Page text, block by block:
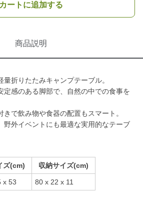
カートに追加する
商品説明
折りたたみキャンプテーブル。
定感のある脚部で、自然の中での食事を
で飲み物や食器の配置もスマート。
野外イベントにも最適な実用的なテーブ
ズ(cm) 収納サイズ(cm)
x 53 80 x 22 x 11